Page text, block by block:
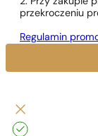
przekroczeniu
Regulamin